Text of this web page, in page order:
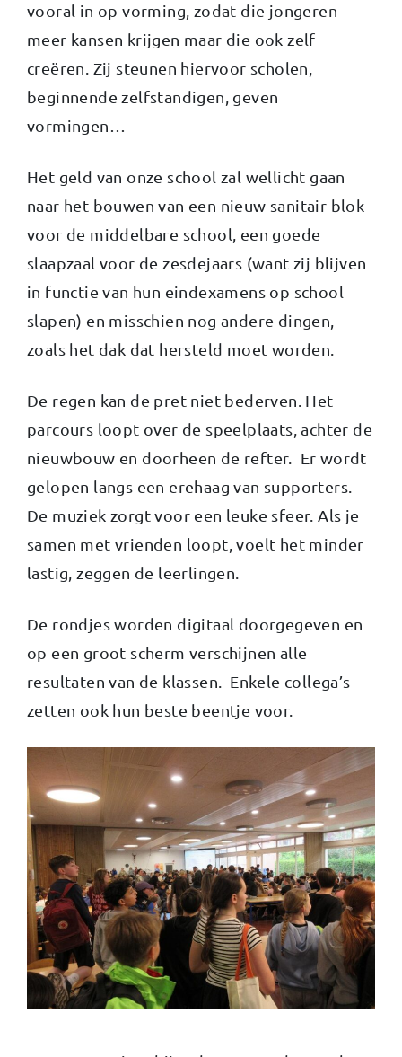
vooral in op vorming, zodat die jongeren
meer kansen krijgen maar die ook zelf
creëren. Zij steunen hiervoor scholen,
beginnende zelfstandigen, geven
vormingen…
Het geld van onze school zal wellicht gaan
naar het bouwen van een nieuw sanitair blok
voor de middelbare school, een goede
slaapzaal voor de zesdejaars (want zij blijven
in functie van hun eindexamens op school
slapen) en misschien nog andere dingen,
zoals het dak dat hersteld moet worden.
De regen kan de pret niet bederven. Het
parcours loopt over de speelplaats, achter de
nieuwbouw en doorheen de refter. Er wordt
gelopen langs een erehaag van supporters.
De muziek zorgt voor een leuke sfeer. Als je
samen met vrienden loopt, voelt het minder
lastig, zeggen de leerlingen.
De rondjes worden digitaal doorgegeven en
op een groot scherm verschijnen alle
resultaten van de klassen. Enkele collega’s
zetten ook hun beste beentje voor.